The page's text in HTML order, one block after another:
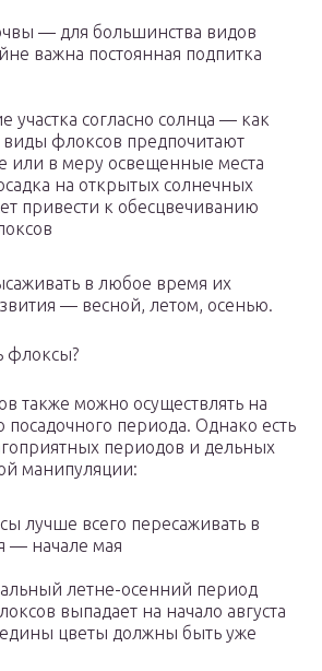
— для большинства видов
важна постоянная подпитка
участка согласно солнца — как
виды флоксов предпочитают
или в меру освещенные места
на открытых солнечных
привести к обесцвечиванию
в любое время их
— весной, летом, осенью.
флоксы?
также можно осуществлять на
посадочного периода. Однако есть
периодов и дельных
манипуляции:
лучше всего пересаживать в
— начале мая
летне-осенний период
выпадает на начало августа
цветы должны быть уже